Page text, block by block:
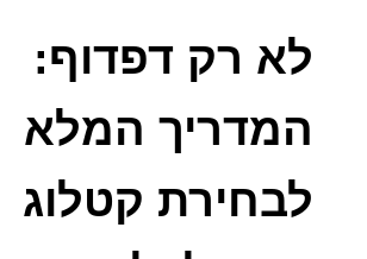
לא רק דפדוף:
המדריך המלא
לבחירת קטלוג